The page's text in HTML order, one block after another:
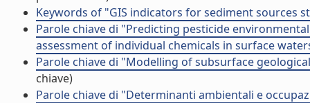
Keywords of "GIS indicators for sediment sources
Parole chiave di "Predicting pesticide
assessment of individual chemicals in surface
Parole chiave di "Modelling of subsurface
chiave)
Parole chiave di "Determinanti ambientali e